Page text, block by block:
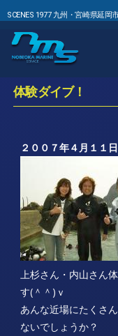
SCENES 1977 九州・宮崎県延岡
体験ダイブ！
２００７年４月１１
上杉さん・内山さん
す(＾＾)ｖ
あんな近場にたくさ
ないでしょうか？